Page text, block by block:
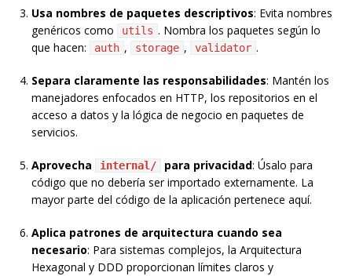
Usa nombres de paquetes descriptivos: Evita nombres
genéricos como
utils . Nombra los paquetes según lo
que hacen:
auth , storage , validator .
Separa claramente las responsabilidades: Mantén los
manejadores enfocados en HTTP, los repositorios en el
acceso a datos y la lógica de negocio en paquetes de
servicios.
Aprovecha internal/ para privacidad: Úsalo para
código que no debería ser importado externamente. La
mayor parte del código de la aplicación pertenece aquí.
Aplica patrones de arquitectura cuando sea
necesario: Para sistemas complejos, la Arquitectura
Hexagonal y DDD proporcionan límites claros y